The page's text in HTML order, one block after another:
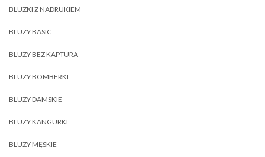
BLUZKI Z NADRUKIEM
BLUZY BASIC
BLUZY BEZ KAPTURA
BLUZY BOMBERKI
BLUZY DAMSKIE
BLUZY KANGURKI
BLUZY MĘSKIE